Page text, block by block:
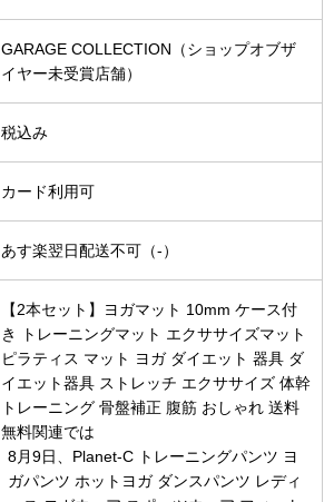
GARAGE COLLECTION（ショップオブザ
イヤー未受賞店舗）
税込み
カード利用可
あす楽翌日配送不可（-）
【2本セット】ヨガマット 10mm ケース付
き トレーニングマット エクササイズマット
ピラティス マット ヨガ ダイエット 器具 ダ
イエット器具 ストレッチ エクササイズ 体幹
トレーニング 骨盤補正 腹筋 おしゃれ 送料
無料関連では
8月9日 、Planet-C トレーニングパンツ ヨ
ガパンツ ホットヨガ ダンスパンツ レディ